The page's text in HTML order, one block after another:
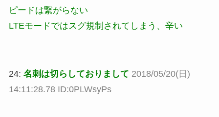
ピードは繋がらない
LTEモードではスグ規制されてしまう、辛い
24: 名刺は切らしておりまして 2018/05/20(日)
14:11:28.78 ID:0PLWsyPs